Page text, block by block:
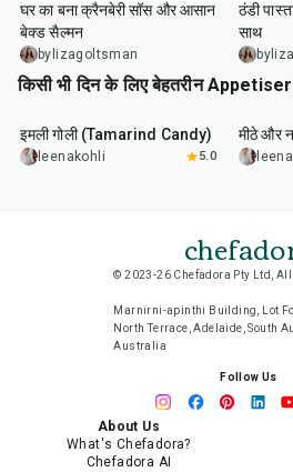
घर का बना क्रैनबेरी सॉस और आसान
बेक्ड सैल्मन
bylizagoltsman
ठंडी
साथ
किसी भी दिन के लिए बेहतरीन Appetiser
1 min
इमली गोली (Tamarind Candy)
leenakohli 5.0
मीठे और
© 2023-26 Chefadora Pty Ltd, All
Marnirni-apinthi Building, Lot
North Terrace, Adelaide, South
Australia
Follow Us
About Us
What's Chefadora?
Chefadora AI